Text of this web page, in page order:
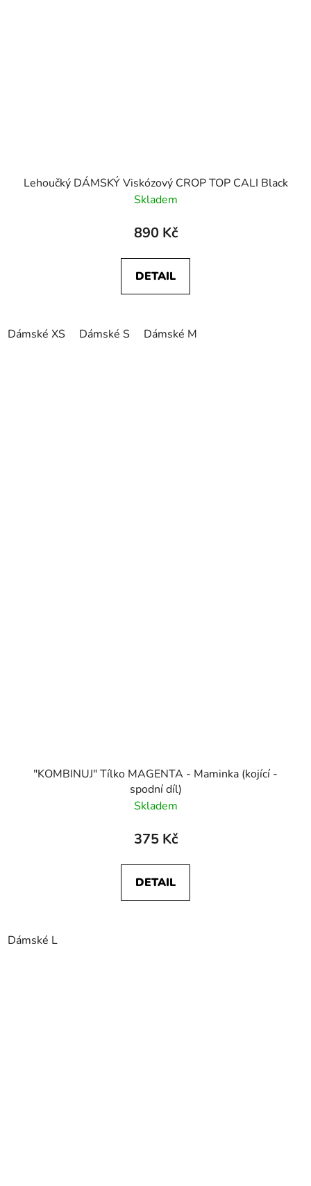
Lehoučký DÁMSKÝ Viskózový CROP TOP CALI Black
Skladem
890 Kč
DETAIL
Dámské XS Dámské S Dámské M
"KOMBINUJ" Tílko MAGENTA - Maminka (kojící -
spodní díl)
Skladem
375 Kč
DETAIL
Dámské L